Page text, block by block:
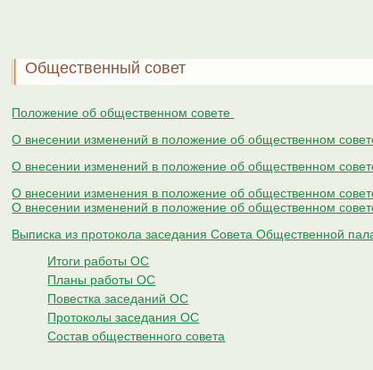
Общественный совет
Положение об общественном совете
О внесении изменений в положение об общественном
О внесении изменений в положение об общественном
О внесении изменения в положение об общественном
О внесении изменений в положение об общественном
Выписка из протокола заседания Совета Общественной
Итоги работы ОС
Планы работы ОС
Повестка заседаний ОС
Протоколы заседания ОС
Состав общественного совета